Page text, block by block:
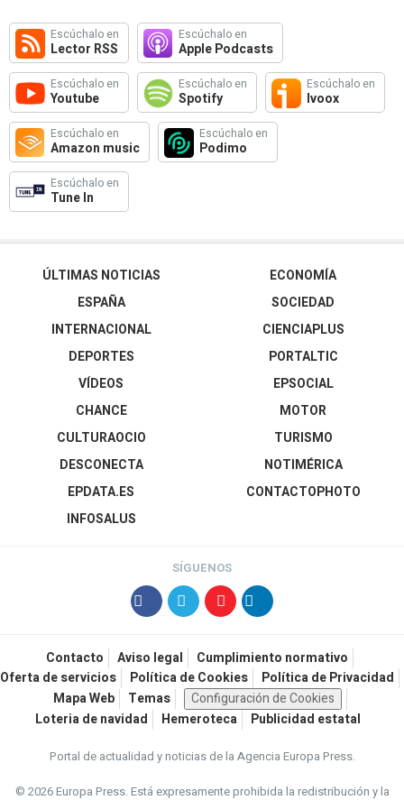
Escúchalo en
Lector RSS
Escúchalo en
Apple Podcasts
Escúchalo en
Youtube
Escúchalo en
Spotify
Escúchalo en
Ivoox
Escúchalo en
Amazon music
Escúchalo en
Podimo
Escúchalo en
Tune In
ÚLTIMAS NOTICIAS
ESPAÑA
INTERNACIONAL
DEPORTES
VÍDEOS
ECONOMÍA
SOCIEDAD
CIENCIAPLUS
PORTALTIC
EPSOCIAL
CHANCE
CULTURAOCIO
DESCONECTA
EPDATA.ES
INFOSALUS
MOTOR
TURISMO
NOTIMÉRICA
CONTACTOPHOTO
SÍGUENOS
Contacto Aviso legal
Cumplimiento normativo
Oferta de servicios
Política de Cookies
Política de Privacidad
Mapa Web
Temas
Configuración de Cookies
Loteria de navidad
Hemeroteca Publicidad estatal
Portal de actualidad y noticias de la Agencia Europa Press.
© 2026 Europa Press.Está expresamente prohibida la redistribución y la